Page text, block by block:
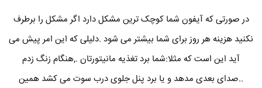
در صورتی که آیفون شما کوچک ترین مشکل دارد اگر مشکل را برطرف
نکنید هزینه هر روز برای شما بیشتر می شود .دلیلی که این امر پیش می
آید این است که مثلا:شما برد تغذیه مانیتورتان .,هنگام زنگ زدم
..صدای بعدی مدهد و یا برد پنل جلوی درب سوت می کشد همین